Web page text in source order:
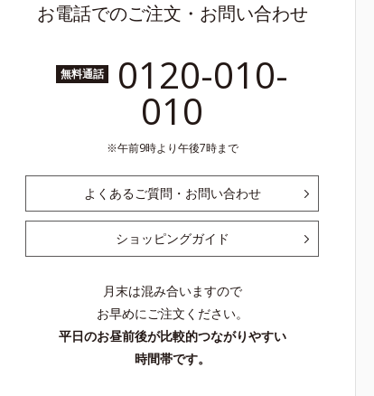
お電話でのご注文・お問い合わせ
無料通話 0120-010-
010
午前9時より午後7時まで
よくあるご質問・お問い合わせ
ショッピングガイド
月末は混み合いますので
お早めにご注文ください。
平日のお昼前後が比較的つながりやすい
時間帯です。